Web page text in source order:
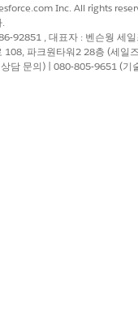
Inc. All rights
92851 , 대표자 : 벤슨웡 세
108, 파크원타워2 28층 (세일
담 문의) | 080-805-9651 (기